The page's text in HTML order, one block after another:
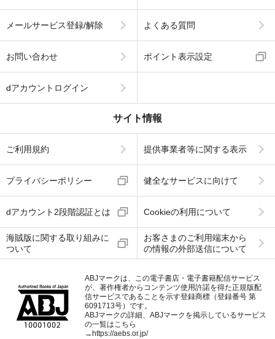
メールサービス登録/解除 よくある質問
お問い合わせ ポイント表示設定
dアカウントログイン
サイト情報
ご利用規約 提供事業者等に関する表示
プライバシーポリシー 健全なサービスに向けて
dアカウント2段階認証とは Cookieの利用について
海賊版に関する取り組みに
ついて
お客さまのご利用端末から
の情報の外部送信について
ABJマークは、この電子書店・電子書籍配信サービス
が、著作権者からコンテンツ使用許諾を得た正規版配
信サービスであることを示す登録商標（登録番号 第
6091713号）です。
ABJマークの詳細、ABJマークを掲示しているサービス
の一覧はこちら
→ https://aebs.or.jp/